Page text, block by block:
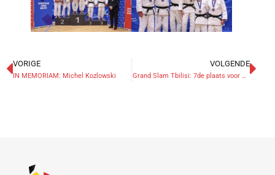
VORIGE
IN MEMORIAM: Michel Kozlowski
VOLGENDE
Grand Slam Tbilisi: 7de plaats voor Ryheul